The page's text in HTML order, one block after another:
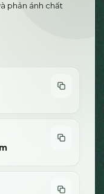
phản ánh chất